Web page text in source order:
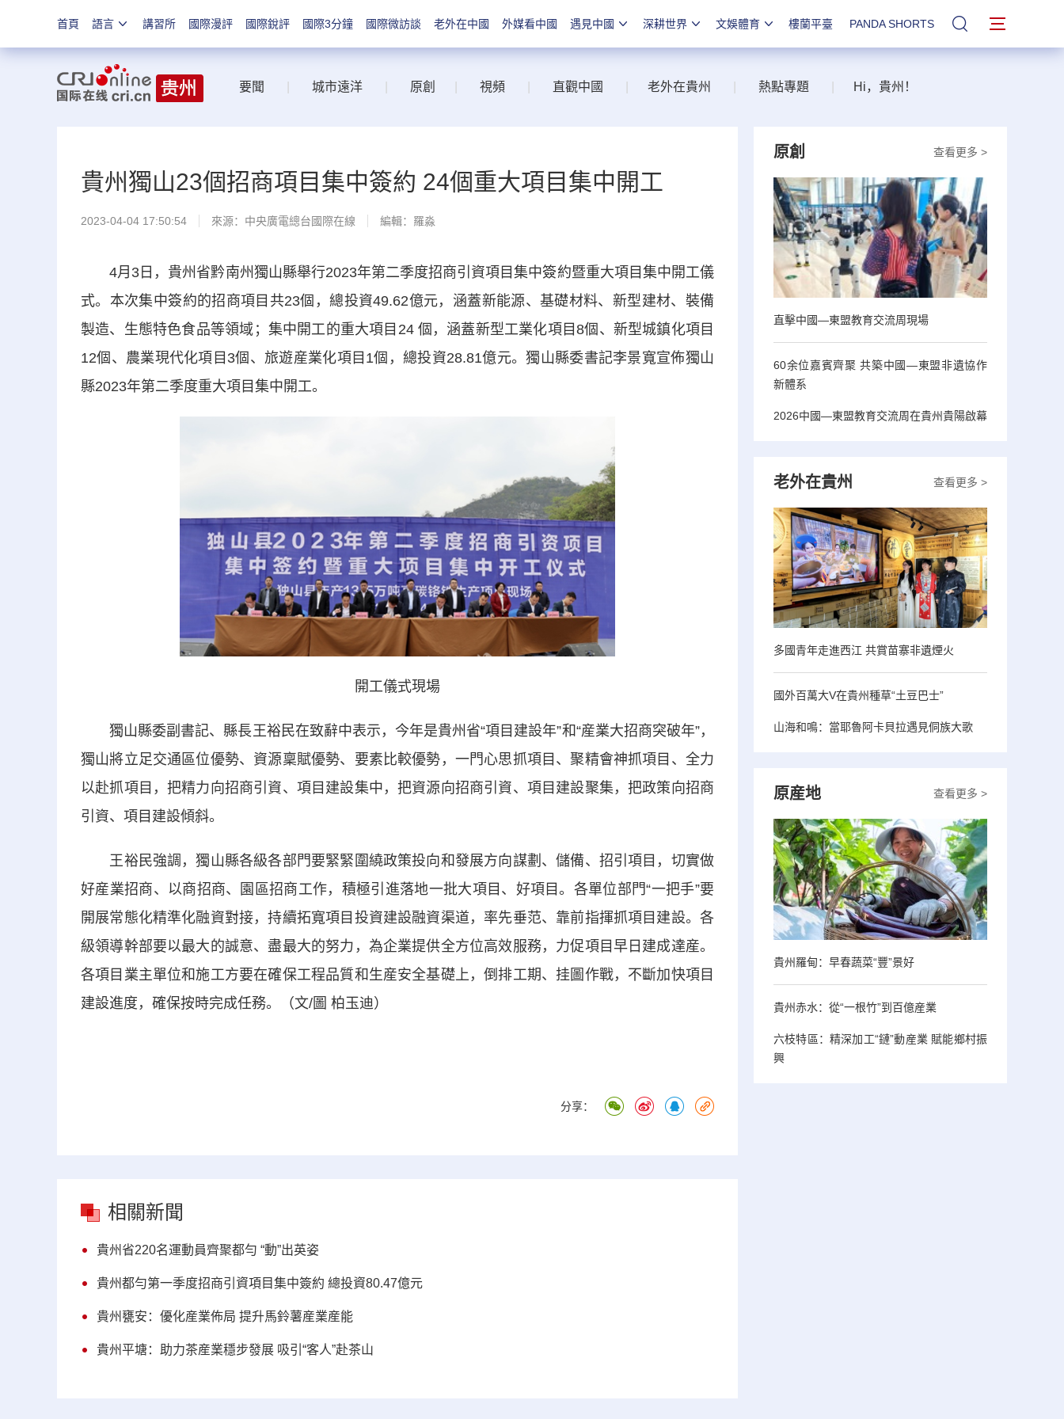
首頁 語言 講習所 國際漫評 國際銳評 國際3分鐘 國際微訪談 老外在中國 外媒看中國 遇見中國 深耕世界 文娛體育 樓蘭平臺 PANDA SHORTS 站內搜索
要聞 城市遠洋 原創 視頻 直觀中國 老外在貴州 熱點專題 Hi，貴州！
貴州獨山23個招商項目集中簽約 24個重大項目集中開工
2023-04-04 17:50:54 來源：中央廣電總台國際在線 編輯：羅淼
4月3日，貴州省黔南州獨山縣舉行2023年第二季度招商引資項目集中簽約暨重大項目集中開工儀
式。本次集中簽約的招商項目共23個，總投資49.62億元，涵蓋新能源、基礎材料、新型建材、裝備
製造、生態特色食品等領域；集中開工的重大項目24 個，涵蓋新型工業化項目8個、新型城鎮化項目
12個、農業現代化項目3個、旅遊産業化項目1個，總投資28.81億元。獨山縣委書記李景寬宣佈獨山
縣2023年第二季度重大項目集中開工。
開工儀式現場
獨山縣委副書記、縣長王裕民在致辭中表示，今年是貴州省“項目建設年”和“産業大招商突破年”，
獨山將立足交通區位優勢、資源稟賦優勢、要素比較優勢，一門心思抓項目、聚精會神抓項目、全力
以赴抓項目，把精力向招商引資、項目建設集中，把資源向招商引資、項目建設聚集，把政策向招商
引資、項目建設傾斜。
王裕民強調，獨山縣各級各部門要緊緊圍繞政策投向和發展方向謀劃、儲備、招引項目，切實做
好産業招商、以商招商、園區招商工作，積極引進落地一批大項目、好項目。各單位部門“一把手”要
開展常態化精準化融資對接，持續拓寬項目投資建設融資渠道，率先垂范、靠前指揮抓項目建設。各
級領導幹部要以最大的誠意、盡最大的努力，為企業提供全方位高效服務，力促項目早日建成達産。
各項目業主單位和施工方要在確保工程品質和生産安全基礎上，倒排工期、挂圖作戰，不斷加快項目
建設進度，確保按時完成任務。（文/圖 柏玉迪）
分享：
相關新聞
貴州省220名運動員齊聚都勻 “動”出英姿
貴州都勻第一季度招商引資項目集中簽約 總投資80.47億元
貴州甕安：優化産業佈局 提升馬鈴薯産業産能
貴州平塘：助力茶産業穩步發展 吸引“客人”赴茶山
查看更多 >
原創
直擊中國—東盟教育交流周現場
60余位嘉賓齊聚 共築中國—東盟非遺協作
新體系
2026中國—東盟教育交流周在貴州貴陽啟幕
查看更多 >
老外在貴州
多國青年走進西江 共賞苗寨非遺煙火
國外百萬大V在貴州種草“土豆巴士”
山海和鳴：當耶魯阿卡貝拉遇見侗族大歌
查看更多 >
原産地
貴州羅甸：早春蔬菜“豐”景好
貴州赤水：從“一根竹”到百億産業
六枝特區：精深加工“鏈”動産業 賦能鄉村振
興